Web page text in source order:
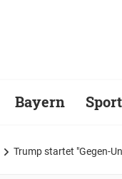
Bayern Sport
Trump startet "Gegen-